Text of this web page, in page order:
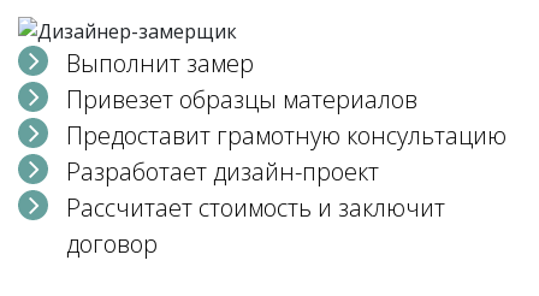
Выполнит замер
Привезет образцы материалов
Предоставит грамотную консультацию
Разработает дизайн-проект
Рассчитает стоимость и заключит
договор